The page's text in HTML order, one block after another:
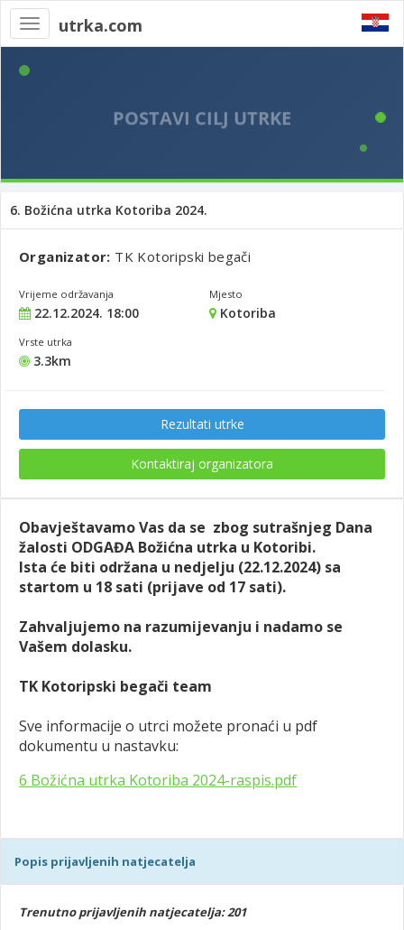
Toggle
navigation
utrka.com
6. Božićna utrka Kotoriba 2024.
Organizator: TK Kotoripski begači
Vrijeme održavanja
22.12.2024. 18:00
Mjesto
Kotoriba
Vrste utrka
3.3km
Rezultati utrke
Kontaktiraj organizatora
Obavještavamo Vas da se zbog sutrašnjeg Dana
žalosti ODGAĐA Božićna utrka u Kotoribi.
Ista će biti održana u nedjelju (22.12.2024) sa
startom u 18 sati (prijave od 17 sati).
Zahvaljujemo na razumijevanju i nadamo se
Vašem dolasku.
TK Kotoripski begači team
Sve informacije o utrci možete pronaći u pdf
dokumentu u nastavku:
6 Božićna utrka Kotoriba 2024-raspis.pdf
Popis prijavljenih natjecatelja
Trenutno prijavljenih natjecatelja: 201